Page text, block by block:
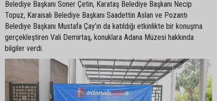
Belediye Başkanı Soner Çetin, Karataş Belediye Başkanı Necip
Topuz, Karaisalı Belediye Başkanı Saadettin Aslan ve Pozantı
Belediye Başkanı Mustafa Çay’ın da katıldığı etkinlikte bir konuşma
gerçekleştiren Vali Demirtaş, konuklara Adana Müzesi hakkında
bilgiler verdi.